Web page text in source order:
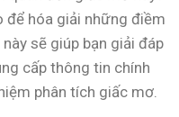
để hóa giải những điềm
sẽ giúp bạn giải đáp
cấp thông tin chính
phân tích giấc mơ.